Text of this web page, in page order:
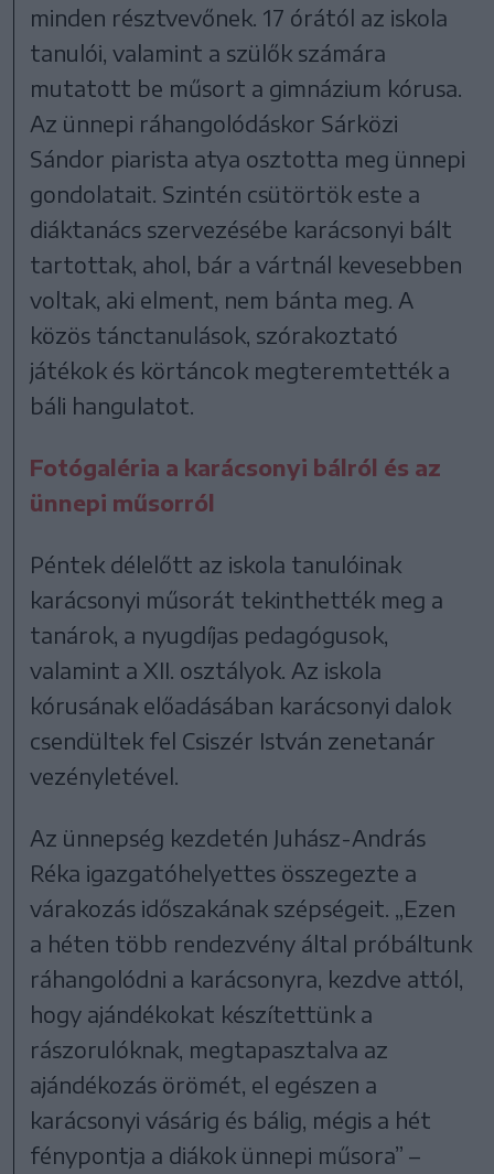
minden résztvevőnek. 17 órától az iskola
tanulói, valamint a szülők számára
mutatott be műsort a gimnázium kórusa.
Az ünnepi ráhangolódáskor Sárközi
Sándor piarista atya osztotta meg ünnepi
gondolatait. Szintén csütörtök este a
diáktanács szervezésébe karácsonyi bált
tartottak, ahol, bár a vártnál kevesebben
voltak, aki elment, nem bánta meg. A
közös tánctanulások, szórakoztató
játékok és körtáncok megteremtették a
báli hangulatot.
Fotógaléria a karácsonyi bálról és az
ünnepi műsorról
Péntek délelőtt az iskola tanulóinak
karácsonyi műsorát tekinthették meg a
tanárok, a nyugdíjas pedagógusok,
valamint a XII. osztályok. Az iskola
kórusának előadásában karácsonyi dalok
csendültek fel Csiszér István zenetanár
vezényletével.
Az ünnepség kezdetén Juhász-András
Réka igazgatóhelyettes összegezte a
várakozás időszakának szépségeit. „Ezen
a héten több rendezvény által próbáltunk
ráhangolódni a karácsonyra, kezdve attól,
hogy ajándékokat készítettünk a
rászorulóknak, megtapasztalva az
ajándékozás örömét, el egészen a
karácsonyi vásárig és bálig, mégis a hét
fénypontja a diákok ünnepi műsora” –